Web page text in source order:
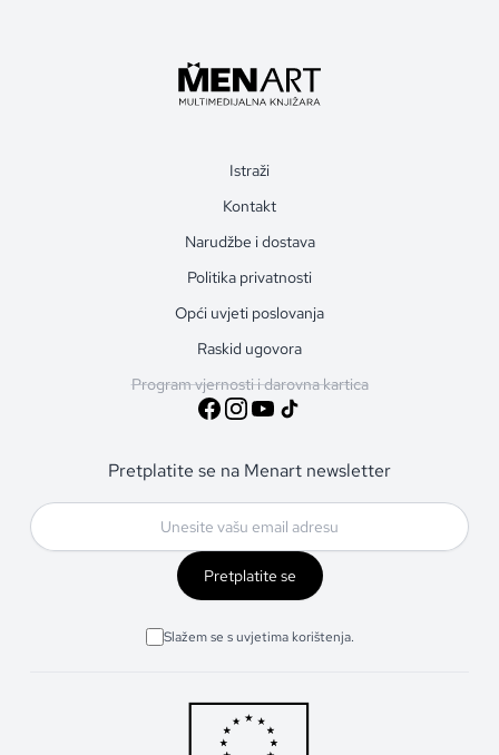
Istraži
Kontakt
Narudžbe i dostava
Politika privatnosti
Opći uvjeti poslovanja
Raskid ugovora
Program vjernosti i darovna kartica
Pretplatite se na Menart newsletter
Pretplatite se
Slažem se s uvjetima korištenja.